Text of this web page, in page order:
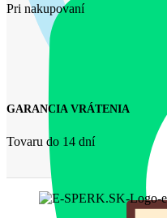
Pri nakupovaní
GARANCIA VRÁTENIA
Tovaru do 14 dní